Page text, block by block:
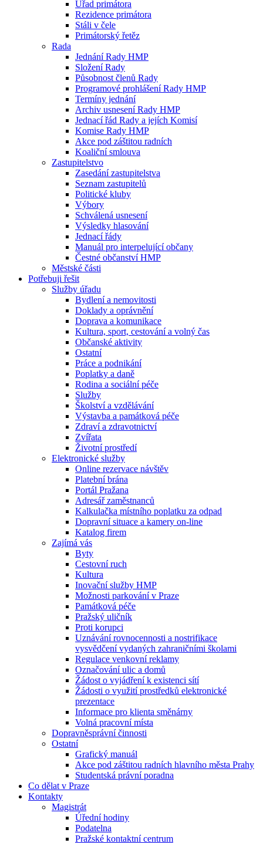
Úřad primátora
Rezidence primátora
Stáli v čele
Primátorský řetěz
Rada
Jednání Rady HMP
Složení Rady
Působnost členů Rady
Programové prohlášení Rady HMP
Termíny jednání
Archiv usnesení Rady HMP
Jednací řád Rady a jejích Komisí
Komise Rady HMP
Akce pod záštitou radních
Koaliční smlouva
Zastupitelstvo
Zasedání zastupitelstva
Seznam zastupitelů
Politické kluby
Výbory
Schválená usnesení
Výsledky hlasování
Jednací řády
Manuál pro interpelující občany
Čestné občanství HMP
Městské části
Potřebuji řešit
Služby úřadu
Bydlení a nemovitosti
Doklady a oprávnění
Doprava a komunikace
Kultura, sport, cestování a volný čas
Občanské aktivity
Ostatní
Práce a podnikání
Poplatky a daně
Rodina a sociální péče
Služby
Školství a vzdělávání
Výstavba a památková péče
Zdraví a zdravotnictví
Zvířata
Životní prostředí
Elektronické služby
Online rezervace návštěv
Platební brána
Portál Pražana
Adresář zaměstnanců
Kalkulačka místního poplatku za odpad
Dopravní situace a kamery on-line
Katalog firem
Zajímá vás
Byty
Cestovní ruch
Kultura
Inovační služby HMP
Možnosti parkování v Praze
Památková péče
Pražský uličník
Proti korupci
Uznávání rovnocennosti a nostrifikace
vysvědčení vydaných zahraničními školami
Regulace venkovní reklamy
Označování ulic a domů
Žádost o vyjádření k existenci sítí
Žádosti o využití prostředků elektronické
prezentace
Informace pro klienta směnárny
Volná pracovní místa
Dopravněsprávní činnosti
Ostatní
Grafický manuál
Akce pod záštitou radních hlavního města Prahy
Studentská právní poradna
Co dělat v Praze
Kontakty
Magistrát
Úřední hodiny
Podatelna
Pražské kontaktní centrum